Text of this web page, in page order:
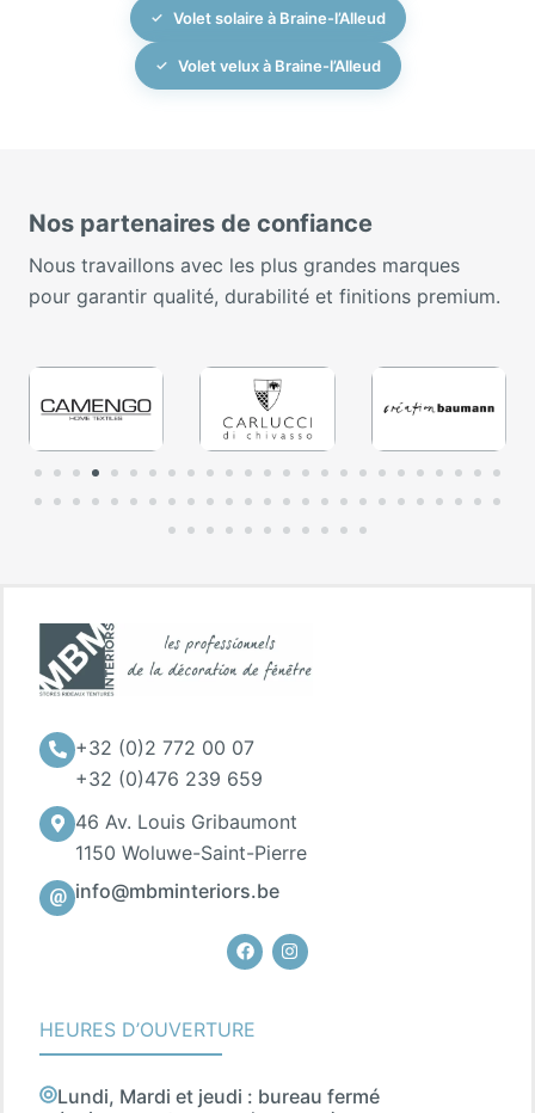
Volet solaire à Braine-l’Alleud
Volet velux à Braine-l’Alleud
Nos partenaires de confiance
Nous travaillons avec les plus grandes marques
pour garantir qualité, durabilité et finitions premium.
+32 (0)2 772 00 07
+32 (0)476 239 659
46 Av. Louis Gribaumont
1150 Woluwe-Saint-Pierre
info@mbminteriors.be
FacebookInstagram
HEURES D’OUVERTURE
Lundi, Mardi et jeudi : bureau fermé